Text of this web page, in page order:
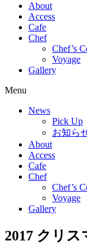
About
Access
Cafe
Chef
Chef’s
Voyage
Gallery
Menu
News
Pick Up
お知ら
About
Access
Cafe
Chef
Chef’s
Voyage
Gallery
2017 クリ